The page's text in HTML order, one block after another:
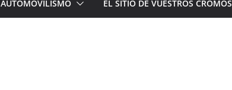
AUTOMOVILISMO EL SITIO DE VUESTROS CROMOS